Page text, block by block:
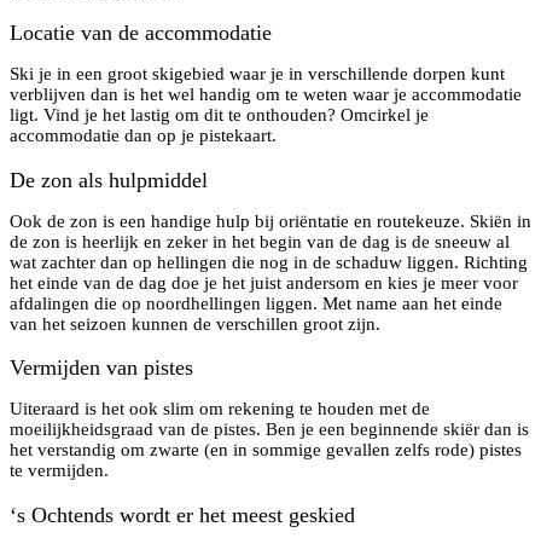
Locatie van de accommodatie
Ski je in een groot skigebied waar je in verschillende dorpen kunt
verblijven dan is het wel handig om te weten waar je accommodatie
ligt. Vind je het lastig om dit te onthouden? Omcirkel je
accommodatie dan op je pistekaart.
De zon als hulpmiddel
Ook de zon is een handige hulp bij oriëntatie en routekeuze. Skiën in
de zon is heerlijk en zeker in het begin van de dag is de sneeuw al
wat zachter dan op hellingen die nog in de schaduw liggen. Richting
het einde van de dag doe je het juist andersom en kies je meer voor
afdalingen die op noordhellingen liggen. Met name aan het einde
van het seizoen kunnen de verschillen groot zijn.
Vermijden van pistes
Uiteraard is het ook slim om rekening te houden met de
moeilijkheidsgraad van de pistes. Ben je een beginnende skiër dan is
het verstandig om zwarte (en in sommige gevallen zelfs rode) pistes
te vermijden.
‘s Ochtends wordt er het meest geskied